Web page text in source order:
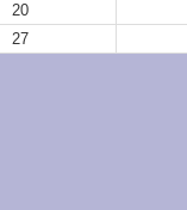
20
27